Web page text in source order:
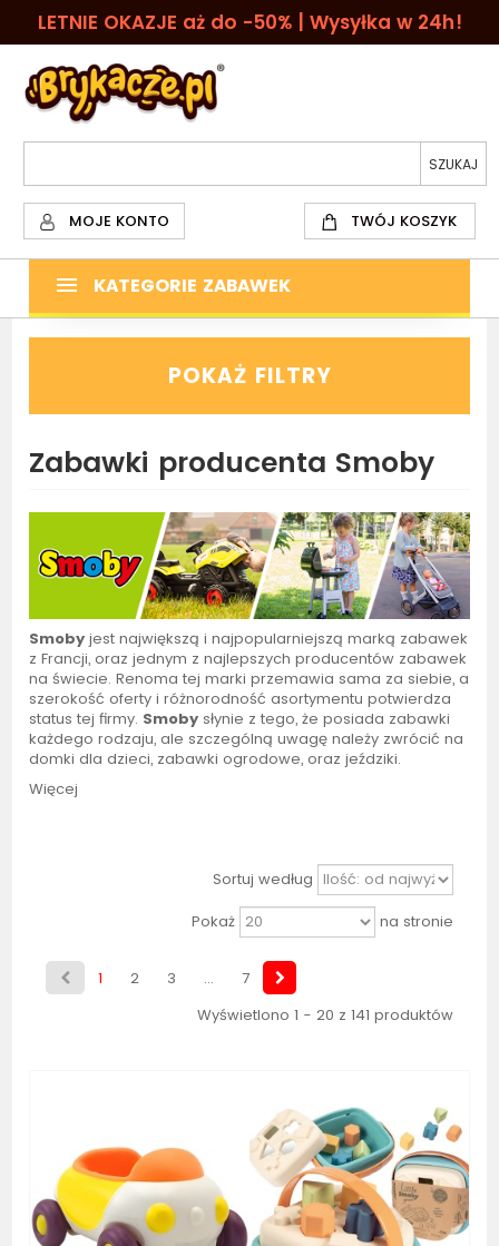
LETNIE OKAZJE aż do -50% | Wysyłka w 24h!
MOJE KONTO TWÓJ KOSZYK
KATEGORIE ZABAWEK
POKAŻ FILTRY
Zabawki producenta Smoby
Smoby jest największą i najpopularniejszą marką zabawek
z Francji, oraz jednym z najlepszych producentów zabawek
na świecie. Renoma tej marki przemawia sama za siebie, a
szerokość oferty i różnorodność asortymentu potwierdza
status tej firmy. Smoby słynie z tego, że posiada zabawki
każdego rodzaju, ale szczególną uwagę należy zwrócić na
domki dla dzieci, zabawki ogrodowe, oraz jeździki.
Więcej
Sortuj według
Pokaż
na stronie
1 2 3 ...
7
Wyświetlono 1 - 20 z 141 produktów